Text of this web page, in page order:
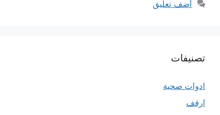
أضف تعليق
تصنيفات
ادوات صحية
ارفف